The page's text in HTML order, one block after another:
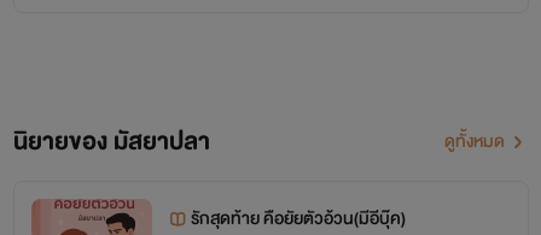
นิยายของ มัสยาปลา ดูทั้งหมด
รักสุดท้าย คือยัยตัวอ้วน(มีอีบุ๊ค)